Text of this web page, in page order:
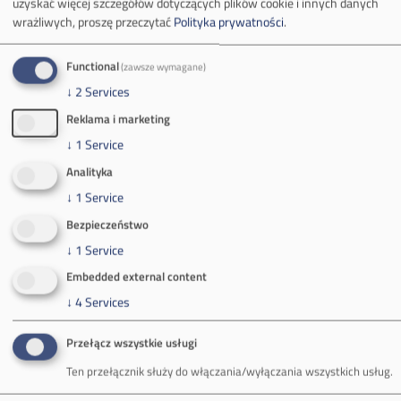
32-620 Brzeszcze
tel.+48 32 716 53 00
mail:media@pkw-sa.pl
(poniedziałek-piątek 7:00-15:00)
O Firmie
Spółka Południowy Koncern Węglowy
wrażliwych, proszę przeczytaćPolityka prywatności.
Functional(zawsze wymagane)
↓ 2Services
Reklama i marketing
↓ 1 Service
Analityka
↓ 1 Service
Bezpieczeństwo
↓ 1 Service
Embedded external content
↓ 4Services
Przełącz wszystkie usługi
Ten przełącznik służy do włączania/wyłączania wszystkich usług.